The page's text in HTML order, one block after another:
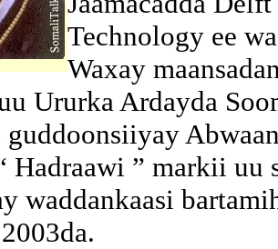
Technology ee
Waxay
Ururka Ardayda
guddoonsiiyay
Hadraawi ” markii
waddankaasi